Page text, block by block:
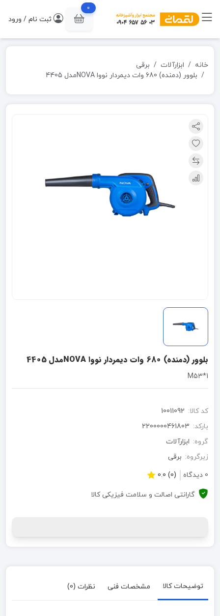
0
ثبت نام / ورود
خانه ابزارآلات
برقی
بلوور (دمنده) 680 وات دیمردار نووا NOVAمدل 4405
بلوور (دمنده) 680 وات دیمردار نووا NOVAمدل 4405
M53*1
کد کالا: 10011092
بارکد: 2200000461803
گروه: ابزارآلات
زیرگروه: برقی
0 دیدگاه
(0) 0.0
گارانتی اصالت و سلامت فیزیکی کالا
توضیحات کالا مشخصات فنی نظرات (0)